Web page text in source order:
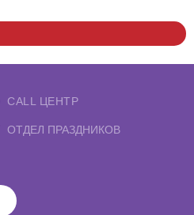
ОТДЕЛ ПРАЗДНИКОВ
CALL ЦЕНТР